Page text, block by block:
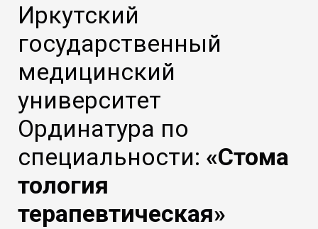
Иркутский
государственный
медицинский
университет
Ординатура по
специальности: «Стома
тология
терапевтическая»